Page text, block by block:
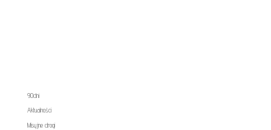
90dni
Aktualności
Misyjne drogi